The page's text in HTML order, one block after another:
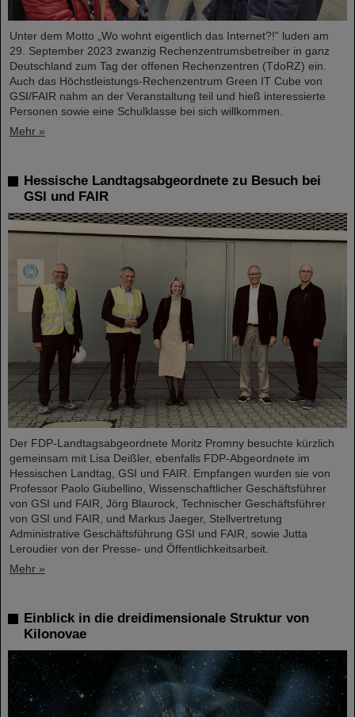
Unter dem Motto „Wo wohnt eigentlich das Internet?!” luden am
29. September 2023 zwanzig Rechenzentrumsbetreiber in ganz
Deutschland zum Tag der offenen Rechenzentren (TdoRZ) ein.
Auch das Höchstleistungs-Rechenzentrum Green IT Cube von
GSI/FAIR nahm an der Veranstaltung teil und hieß interessierte
Personen sowie eine Schulklasse bei sich willkommen.
Mehr »
Hessische Landtagsabgeordnete zu Besuch bei
GSI und FAIR
Der FDP-Landtagsabgeordnete Moritz Promny besuchte kürzlich
gemeinsam mit Lisa Deißler, ebenfalls FDP-Abgeordnete im
Hessischen Landtag, GSI und FAIR. Empfangen wurden sie von
Professor Paolo Giubellino, Wissenschaftlicher Geschäftsführer
von GSI und FAIR, Jörg Blaurock, Technischer Geschäftsführer
von GSI und FAIR, und Markus Jaeger, Stellvertretung
Administrative Geschäftsführung GSI und FAIR, sowie Jutta
Leroudier von der Presse- und Öffentlichkeitsarbeit.
Mehr »
Einblick in die dreidimensionale Struktur von
Kilonovae